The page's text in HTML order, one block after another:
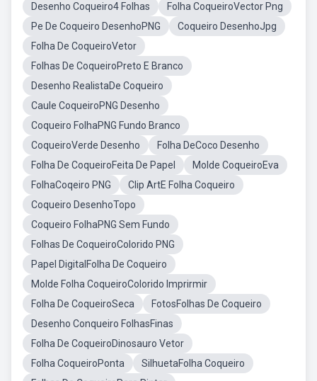
Desenho Coqueiro4 Folhas
Folha CoqueiroVector Png
Pe De Coqueiro DesenhoPNG
Coqueiro DesenhoJpg
Folha De CoqueiroVetor
Folhas De CoqueiroPreto E Branco
Desenho RealistaDe Coqueiro
Caule CoqueiroPNG Desenho
Coqueiro FolhaPNG Fundo Branco
CoqueiroVerde Desenho
Folha DeCoco Desenho
Folha De CoqueiroFeita De Papel
Molde CoqueiroEva
FolhaCoqeiro PNG
Clip ArtE Folha Coqueiro
Coqueiro DesenhoTopo
Coqueiro FolhaPNG Sem Fundo
Folhas De CoqueiroColorido PNG
Papel DigitalFolha De Coqueiro
Molde Folha CoqueiroColorido Imprirmir
Folha De CoqueiroSeca
FotosFolhas De Coqueiro
Desenho Conqueiro FolhasFinas
Folha De CoqueiroDinosauro Vetor
Folha CoqueiroPonta
SilhuetaFolha Coqueiro